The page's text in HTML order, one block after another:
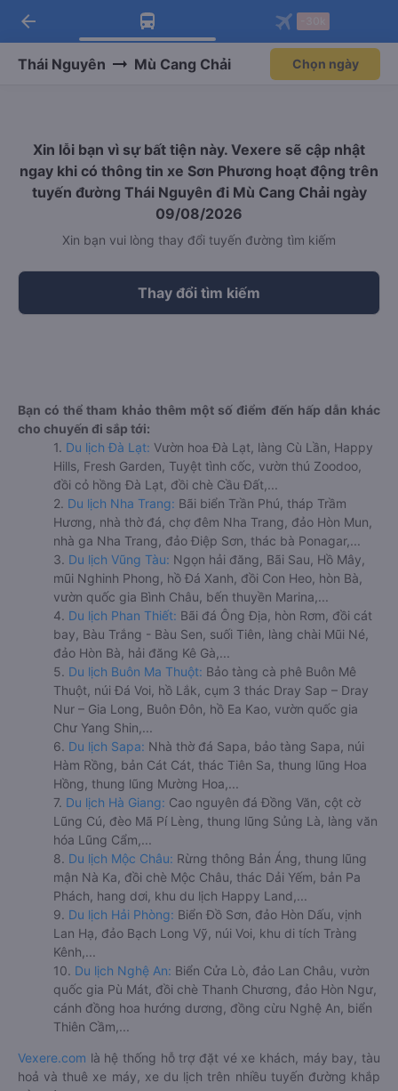
Tải app Vexere ngay!
Nhận ưu đãi thành viên độc
Mở app
Tải app Vexere
-30k/ghế khi đặt vé máy bay qua
Mở app
arrow_back
Thái Nguyên Mù Cang Chải Chọn ngày
Xin lỗi bạn vì sự bất tiện này. Vexere sẽ cập nhật
ngay khi có thông tin xe Sơn Phương hoạt động trên
tuyến đường Thái Nguyên đi Mù Cang Chải ngày
09/08/2026
Xin bạn vui lòng thay đổi tuyến đường tìm kiếm
Thay đổi tìm kiếm
Bạn có thể tham khảo thêm một số điểm đến hấp dẫn khác
cho chuyến đi sắp tới:
1. Du lịch Đà Lạt: Vườn hoa Đà Lạt, làng Cù Lần, Happy
Hills, Fresh Garden, Tuyệt tình cốc, vườn thú Zoodoo,
đồi cỏ hồng Đà Lạt, đồi chè Cầu Đất,...
2. Du lịch Nha Trang: Bãi biển Trần Phú, tháp Trầm
Hương, nhà thờ đá, chợ đêm Nha Trang, đảo Hòn Mun,
nhà ga Nha Trang, đảo Điệp Sơn, thác bà Ponagar,...
3. Du lịch Vũng Tàu: Ngọn hải đăng, Bãi Sau, Hồ Mây,
mũi Nghinh Phong, hồ Đá Xanh, đồi Con Heo, hòn Bà,
vườn quốc gia Bình Châu, bến thuyền Marina,...
4. Du lịch Phan Thiết: Bãi đá Ông Địa, hòn Rơm, đồi cát
bay, Bàu Trắng - Bàu Sen, suối Tiên, làng chài Mũi Né,
đảo Hòn Bà, hải đăng Kê Gà,...
5. Du lịch Buôn Ma Thuột: Bảo tàng cà phê Buôn Mê
Thuột, núi Đá Voi, hồ Lắk, cụm 3 thác Dray Sap – Dray
Nur – Gia Long, Buôn Đôn, hồ Ea Kao, vườn quốc gia
Chư Yang Shin,...
6. Du lịch Sapa: Nhà thờ đá Sapa, bảo tàng Sapa, núi
Hàm Rồng, bản Cát Cát, thác Tiên Sa, thung lũng Hoa
Hồng, thung lũng Mường Hoa,...
7. Du lịch Hà Giang: Cao nguyên đá Đồng Văn, cột cờ
Lũng Cú, đèo Mã Pí Lèng, thung lũng Sủng Là, làng văn
hóa Lũng Cẩm,...
8. Du lịch Mộc Châu: Rừng thông Bản Áng, thung lũng
mận Nà Ka, đồi chè Mộc Châu, thác Dải Yếm, bản Pa
Phách, hang dơi, khu du lịch Happy Land,...
9. Du lịch Hải Phòng: Biển Đồ Sơn, đảo Hòn Dấu, vịnh
Lan Hạ, đảo Bạch Long Vỹ, núi Voi, khu di tích Tràng
Kênh,...
10. Du lịch Nghệ An: Biển Cửa Lò, đảo Lan Châu, vườn
quốc gia Pù Mát, đồi chè Thanh Chương, đảo Hòn Ngư,
cánh đồng hoa hướng dương, đồng cừu Nghệ An, biển
Thiên Cầm,...
Vexere.com là hệ thống hỗ trợ đặt vé xe khách, máy bay, tàu
hoả và thuê xe máy, xe du lịch trên nhiều tuyến đường khắp